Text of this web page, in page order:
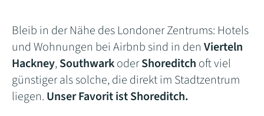
Bleib in der Nähe des Londoner Zentrums: Hotels
und Wohnungen bei Airbnb sind in den Vierteln
Hackney,SouthwarkoderShoreditch oft viel
günstiger als solche, die direkt im Stadtzentrum
liegen. Unser Favorit ist Shoreditch.